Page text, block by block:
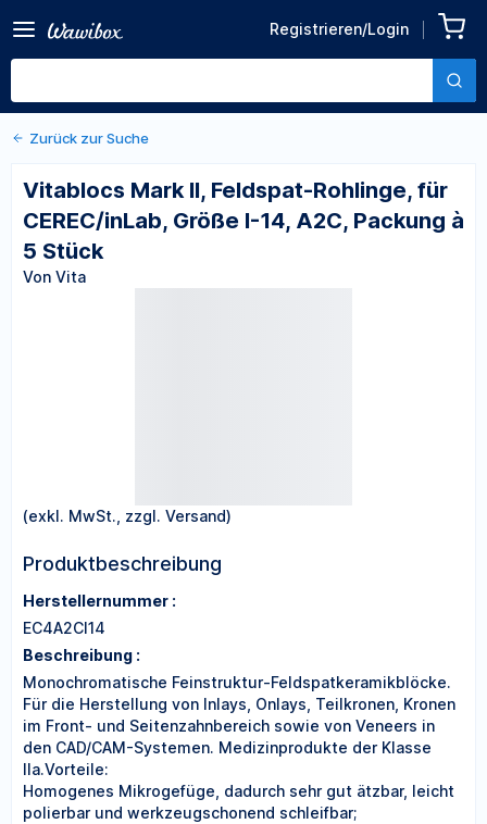
Registrieren/Login
Rohlinge, für CEREC/inLab,
Größe I-14, A2C, Packung à
Von Vita
Zurück zu den Produktdetails
Zurück zur Suche
Vitablocs Mark II, Feldspat-Rohlinge, für
CEREC/inLab, Größe I-14, A2C, Packung à
5 Stück
Von Vita
(exkl. MwSt., zzgl. Versand)
Produktbeschreibung
Herstellernummer :
EC4A2CI14
Beschreibung :
Monochromatische Feinstruktur-Feldspatkeramikblöcke.
Für die Herstellung von Inlays, Onlays, Teilkronen, Kronen
im Front- und Seitenzahnbereich sowie von Veneers in
den CAD/CAM-Systemen. Medizinprodukte der Klasse
IIa.Vorteile:
Homogenes Mikrogefüge, dadurch sehr gut ätzbar, leicht
polierbar und werkzeugschonend schleifbar;